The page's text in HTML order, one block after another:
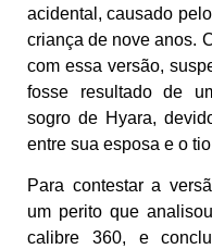
acidental, causado
criança de nove anos.
com essa versão,
fosse resultado de
sogro de Hyara,
entre sua esposa e o
Para contestar a
um perito que
calibre 360, e